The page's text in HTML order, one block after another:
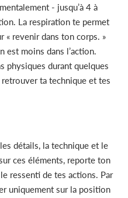
- jusqu’à 4 à
La respiration te permet
« revenir dans ton corps. »
est moins dans l’action.
physiques durant quelques
ta technique et tes
détails, la technique et le
ces éléments, reporte ton
ressenti de tes actions. Par
uniquement sur la position